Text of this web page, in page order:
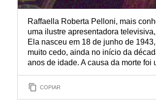
Raffaella Roberta Pelloni, mais
uma ilustre apresentadora
Ela nasceu em 18 de junho de
muito cedo, ainda no início da
anos de idade. A causa da morte foi
COPIAR